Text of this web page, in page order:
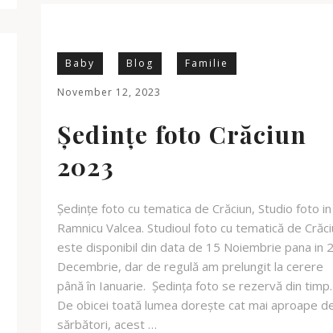
Baby Blog Familie
November 12, 2023
Ședințe foto Crăciun
2023
Ședințe foto cu tematica de Crăciun, Studio foto in
Ramnicu Valcea. Studioul foto cu tematică de
este disponibil din data de 15 Noiembrie pana in
Decembrie, dar de regulă am prelungit la cerere
până în Ianuarie. Ședința foto se rezervă din timp.
De obicei toată lumea dorește cat mai aproape
sărbători, acest …